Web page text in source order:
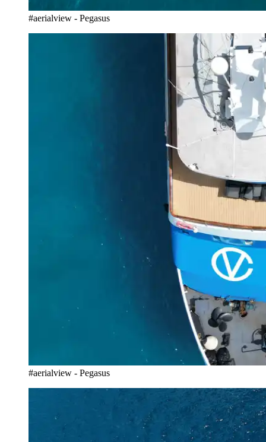
#aerialview - Pegasus
#aerialview - Pegasus